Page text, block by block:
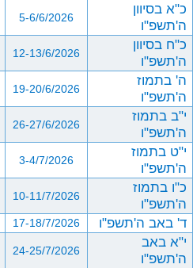
כ"א בסיוון
ה'תשפ"ו
5-6/6/2026
כ"ח בסיוון
ה'תשפ"ו
12-13/6/2026
ה' בתמוז
ה'תשפ"ו
19-20/6/2026
י"ב בתמוז
ה'תשפ"ו
26-27/6/2026
י"ט בתמוז
ה'תשפ"ו
3-4/7/2026
כ"ו בתמוז
ה'תשפ"ו
10-11/7/2026
ד' באב ה'תשפ"ו 17-18/7/2026
י"א באב
ה'תשפ"ו
24-25/7/2026